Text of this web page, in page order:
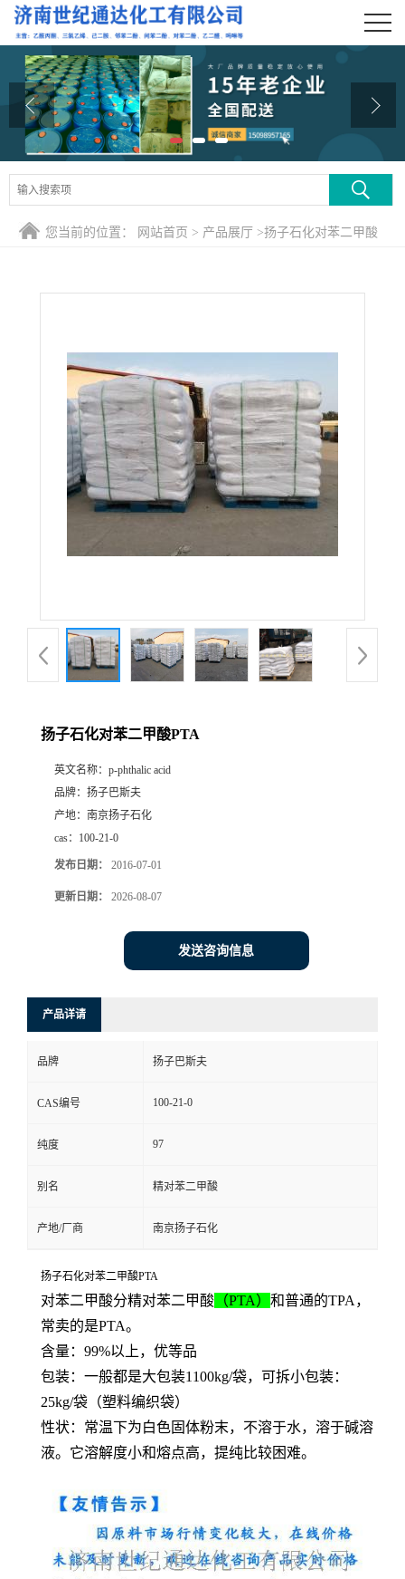
公司首页
公司介绍
公司动态
产品展厅
证书荣誉
您当前的位置： 网站首页 > 产品展厅 >扬子石化对苯二甲酸
扬子石化对苯二甲酸PTA
英文名称： p-phthalic acid
品牌： 扬子巴斯夫
产地： 南京扬子石化
cas： 100-21-0
发布日期： 2016-07-01
更新日期： 2026-08-07
发送咨询信息
产品详请
品牌 扬子巴斯夫
CAS编号 100-21-0
纯度 97
别名 精对苯二甲酸
产地/厂商 南京扬子石化
扬子石化对苯二甲酸PTA
对苯二甲酸分精对苯二甲酸 （PTA） 和普通的TPA，
常卖的是PTA。
含量：99%以上，优等品
包装：一般都是大包装1100kg/袋，可拆小包装：
25kg/袋（塑料编织袋）
性状：常温下为白色固体粉末，不溶于水，溶于碱溶
液。它溶解度小和熔点高，提纯比较困难。